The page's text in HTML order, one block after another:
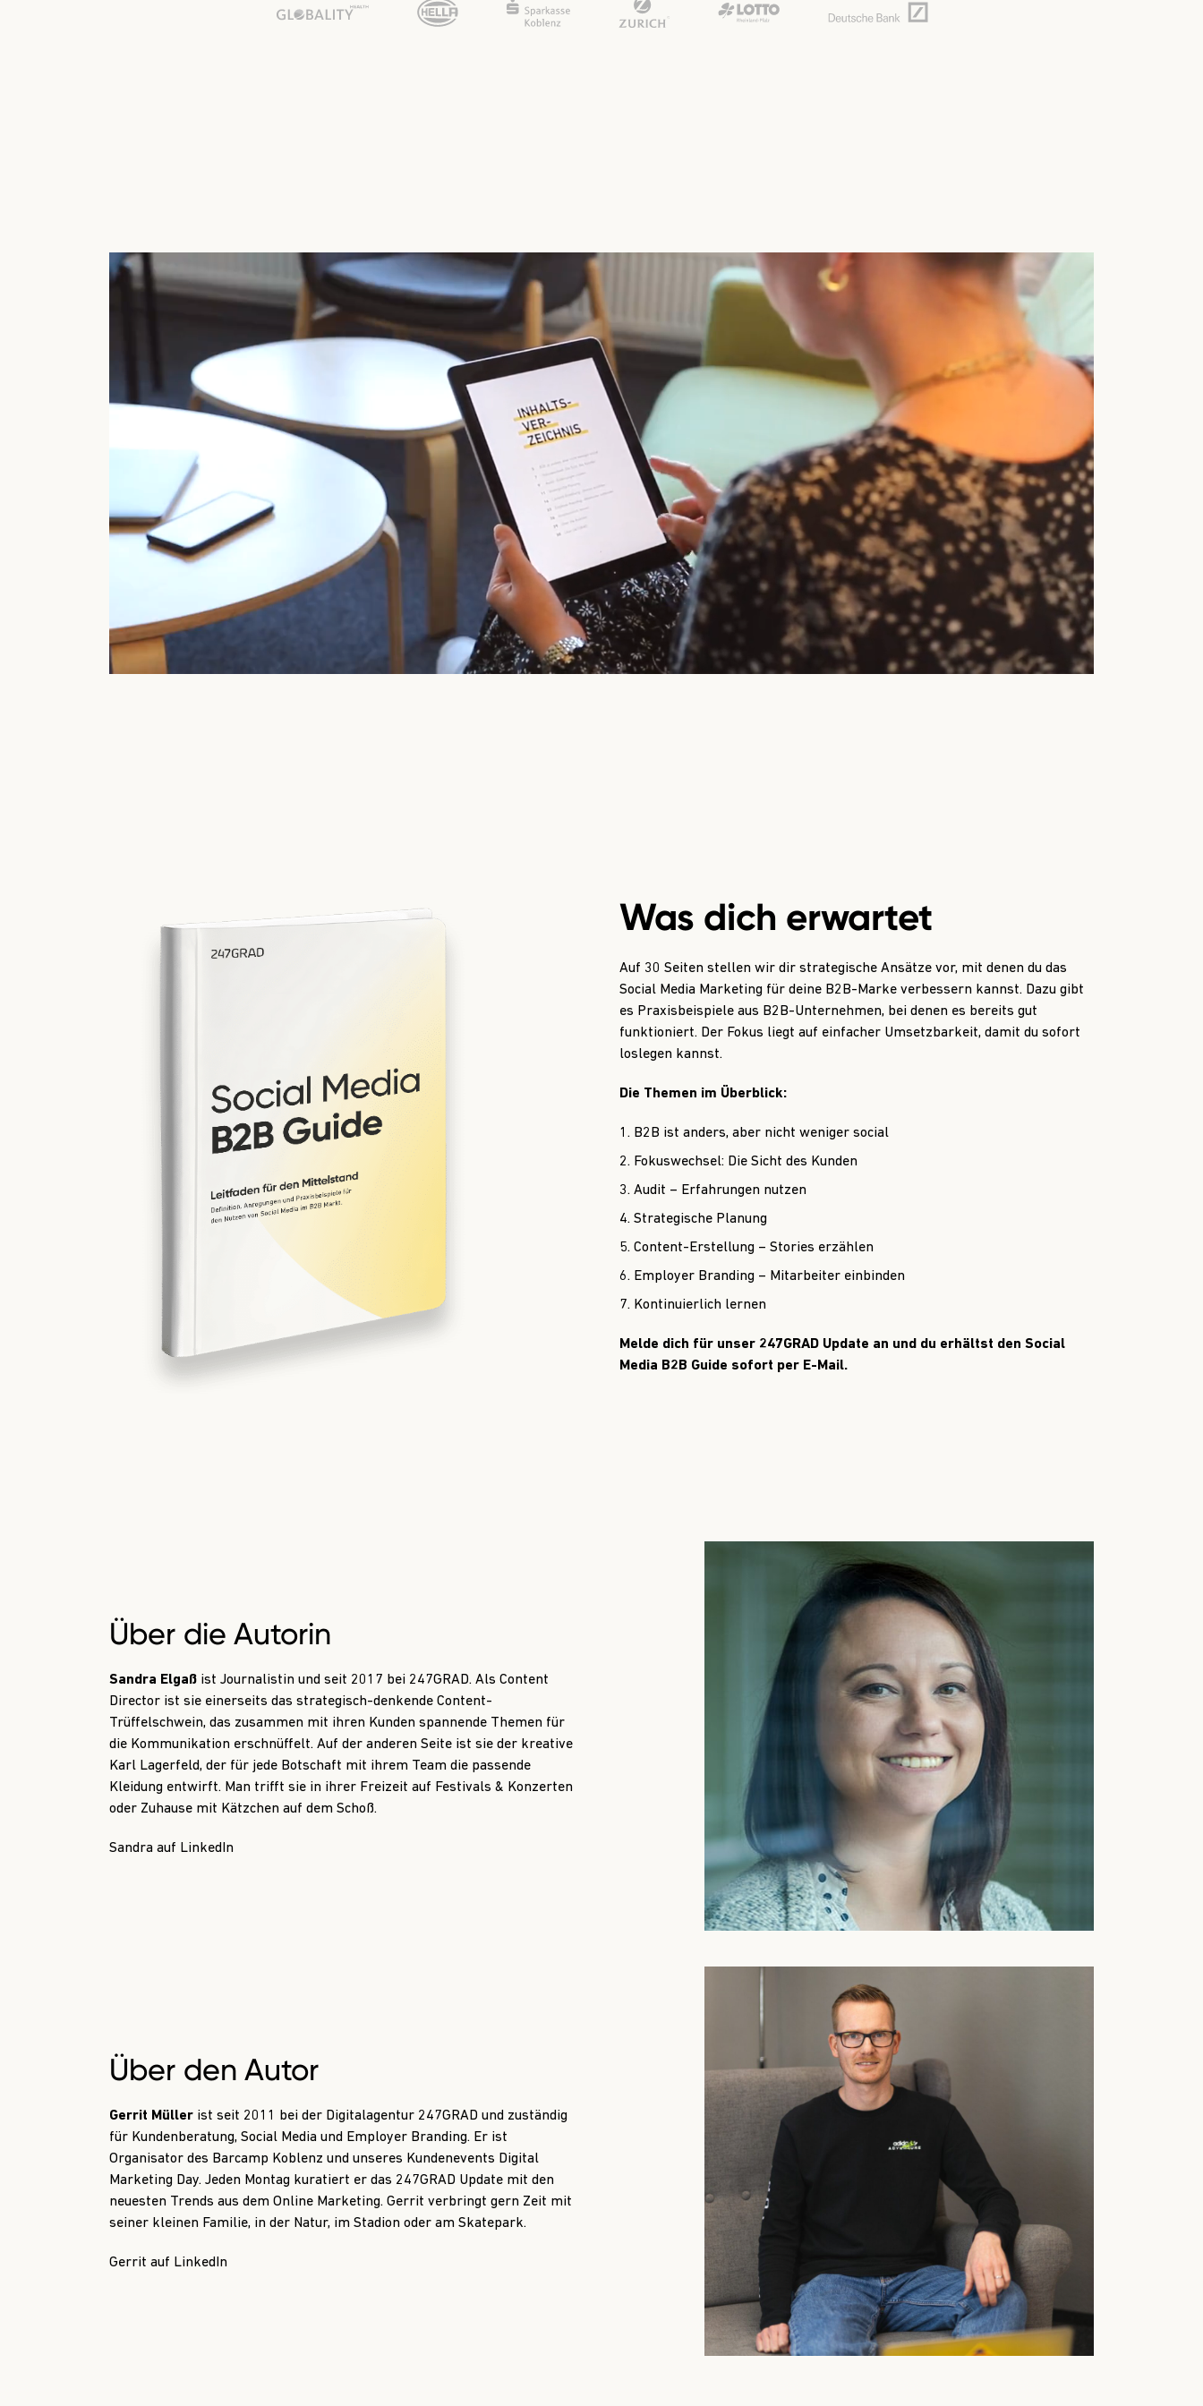
Was dich erwartet
Auf 30 Seiten stellen wir dir strategische Ansätze vor, mit denen du das
Social Media Marketing für deine B2B-Marke verbessern kannst. Dazu gibt
es Praxisbeispiele aus B2B-Unternehmen, bei denen es bereits gut
funktioniert. Der Fokus liegt auf einfacher Umsetzbarkeit, damit du sofort
loslegen kannst.
Die Themen im Überblick:
B2B ist anders, aber nicht weniger social
Fokuswechsel: Die Sicht des Kunden
Audit – Erfahrungen nutzen
Strategische Planung
Content-Erstellung – Stories erzählen
Employer Branding – Mitarbeiter einbinden
Kontinuierlich lernen
Melde dich für unser 247GRAD Update an und du erhältst den Social
Media B2B Guide sofort per E-Mail.
Über die Autorin
Sandra Elgaß ist Journalistin und seit 2017 bei 247GRAD. Als Content
Director ist sie einerseits das strategisch-denkende Content-
Trüffelschwein, das zusammen mit ihren Kunden spannende Themen für
die Kommunikation erschnüffelt. Auf der anderen Seite ist sie der kreative
Karl Lagerfeld, der für jede Botschaft mit ihrem Team die passende
Kleidung entwirft. Man trifft sie in ihrer Freizeit auf Festivals & Konzerten
oder Zuhause mit Kätzchen auf dem Schoß.
Sandra auf LinkedIn
Über den Autor
Gerrit Müller ist seit 2011 bei der Digitalagentur 247GRAD und zuständig
für Kundenberatung, Social Media und Employer Branding. Er ist
Organisator des Barcamp Koblenz und unseres Kundenevents Digital
Marketing Day. Jeden Montag kuratiert er das 247GRAD Update mit den
neuesten Trends aus dem Online Marketing. Gerrit verbringt gern Zeit mit
seiner kleinen Familie, in der Natur, im Stadion oder am Skatepark.
Gerrit auf LinkedIn